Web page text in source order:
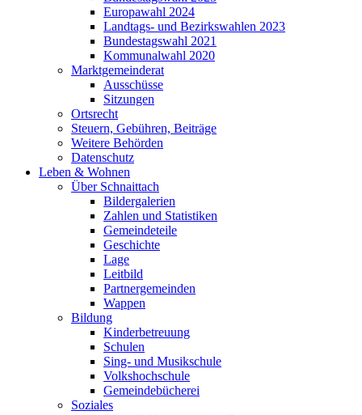
Europawahl 2024
Landtags- und Bezirkswahlen 2023
Bundestagswahl 2021
Kommunalwahl 2020
Marktgemeinderat
Ausschüsse
Sitzungen
Ortsrecht
Steuern, Gebühren, Beiträge
Weitere Behörden
Datenschutz
Leben & Wohnen
Über Schnaittach
Bildergalerien
Zahlen und Statistiken
Gemeindeteile
Geschichte
Lage
Leitbild
Partnergemeinden
Wappen
Bildung
Kinderbetreuung
Schulen
Sing- und Musikschule
Volkshochschule
Gemeindebücherei
Soziales